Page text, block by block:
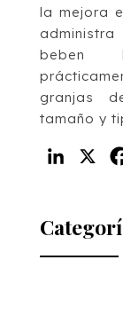
la mejora
beben
granjas
tamaño y